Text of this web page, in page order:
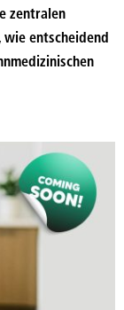
zentralen
wie entscheidend